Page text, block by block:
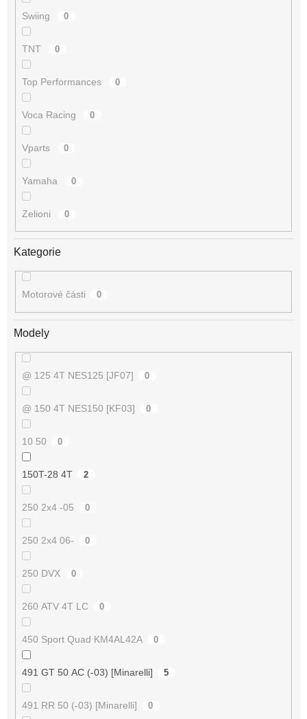
Swiing 0
TNT 0
Top Performances 0
Voca Racing 0
Vparts 0
Yamaha 0
Zelioni 0
Kategorie
Motorové části 0
Modely
@ 125 4T NES125 [JF07] 0
@ 150 4T NES150 [KF03] 0
10 50 0
150T-28 4T 2
250 2x4 -05 0
250 2x4 06- 0
250 DVX 0
260 ATV 4T LC 0
450 Sport Quad KM4AL42A 0
491 GT 50 AC (-03) [Minarelli] 5
491 RR 50 (-03) [Minarelli] 0